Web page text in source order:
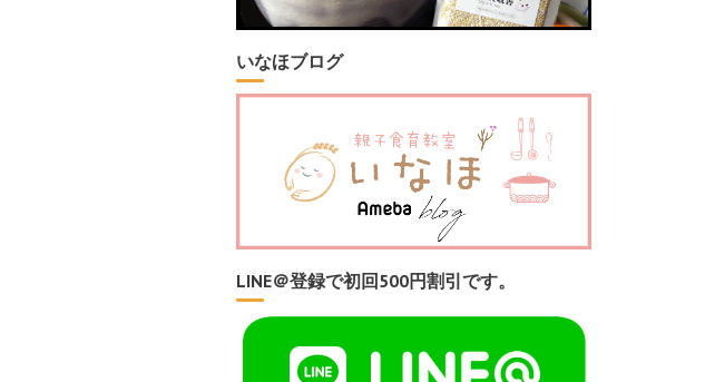
いなほブログ
LINE＠登録で初回500円割引です。